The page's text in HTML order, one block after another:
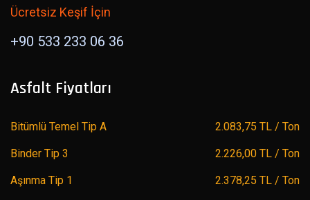
Ücretsiz Keşif İçin
+90 533 233 06 36
Asfalt Fiyatları
Bitümlü Temel Tip A 2.083,75 TL / Ton
Binder Tip 3 2.226,00 TL / Ton
Aşınma Tip 1 2.378,25 TL / Ton